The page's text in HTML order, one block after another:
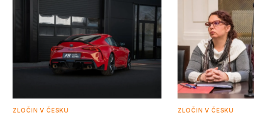
ZLOČIN V ČESKU ZLOČIN V ČESKU